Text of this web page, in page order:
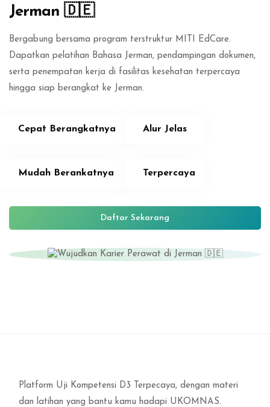
Jerman 🇩🇪
Bergabung bersama program terstruktur MITI EdCare.
Dapatkan pelatihan Bahasa Jerman, pendampingan dokumen,
serta penempatan kerja di fasilitas kesehatan terpercaya
hingga siap berangkat ke Jerman.
Cepat Berangkatnya
Mudah Berankatnya
Alur Jelas
Terpercaya
Daftar Sekarang
Platform Uji Kompetensi D3 Terpecaya, dengan materi
dan latihan yang bantu kamu hadapi UKOMNAS.